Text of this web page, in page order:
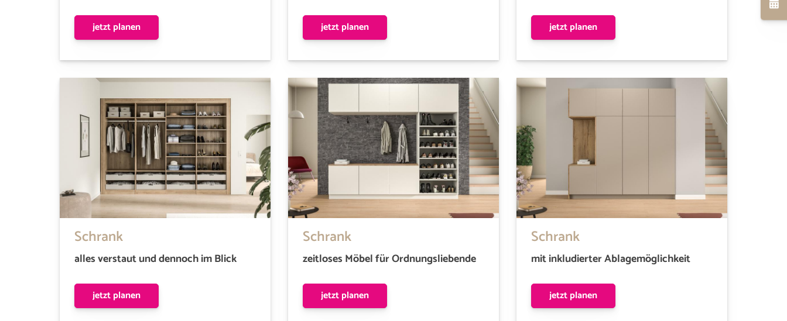
jetzt planen jetzt planen jetzt planen
Schrank
alles verstaut und dennoch im Blick
jetzt planen
Schrank
zeitloses Möbel für Ordnungsliebende
jetzt planen
Schrank
mit inkludierter Ablagemöglichkeit
jetzt planen